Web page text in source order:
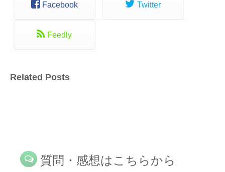
Facebook Twitter
Feedly
Related Posts
質問・感想はこちらから